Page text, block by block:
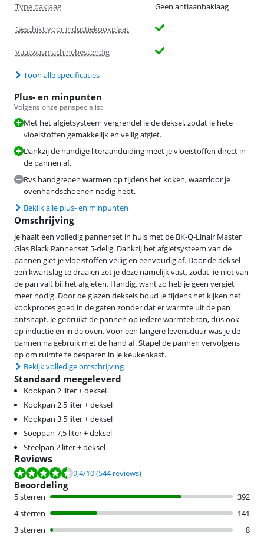
Type baklaag Geen antiaanbaklaag
Geschikt voor inductiekookplaat
Vaatwasmachinebestendig
Toon alle specificaties
Plus- en minpunten
Volgens onze panspecialist
Met het afgietsysteem vergrendel je de deksel, zodat je hete
vloeistoffen gemakkelijk en veilig afgiet.
Dankzij de handige literaanduiding meet je vloeistoffen direct in
de pannen af.
Rvs handgrepen warmen op tijdens het koken, waardoor je
ovenhandschoenen nodig hebt.
Bekijk alle plus- en minpunten
Omschrijving
Je haalt een volledig pannenset in huis met de BK-Q-Linair Master
Glas Black Pannenset 5-delig. Dankzij het afgietsysteem van de
pannen giet je vloeistoffen veilig en eenvoudig af. Door de deksel
een kwartslag te draaien zet je deze namelijk vast, zodat 'ie niet van
de pan valt bij het afgieten. Handig, want zo heb je geen vergiet
meer nodig. Door de glazen deksels houd je tijdens het kijken het
kookproces goed in de gaten zonder dat er warmte uit de pan
ontsnapt. Je gebruikt de pannen op iedere warmtebron, dus ook
op inductie en in de oven. Voor een langere levensduur was je de
pannen na gebruik met de hand af. Stapel de pannen vervolgens
op om ruimte te besparen in je keukenkast.
Bekijk volledige omschrijving
Standaard meegeleverd
Kookpan 2 liter + deksel
Kookpan 2,5 liter + deksel
Kookpan 3,5 liter + deksel
Soeppan 7,5 liter + deksel
Steelpan 2 liter + deksel
Reviews
Beoordeling is 9,4 van de 10, gebaseerd op 544 reviews.
9,4/10(544 reviews)
Beoordeling
5 sterren
392
4 sterren
141
3 sterren
8